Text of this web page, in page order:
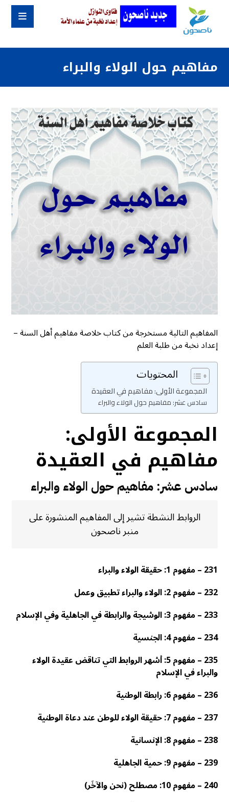
مفاهيم حول الولاء والبراء
المفاهيم التالية مستخرجة من كتاب خلاصة مفاهيم أهل السنة –
إعداد نخبة من طلبة العلم
المحتويات
المجموعة الأولى: مفاهيم في العقيدة
سادس عشر: مفاهيم حول الولاء والبراء
المجموعة الأولى:
مفاهيم في العقيدة
سادس عشر: مفاهيم حول الولاء والبراء
الروابط النشطة تشير إلى المفاهيم المنشورة على
منبر ناصحون
231 – مفهوم 1: حقيقة الولاء والبراء
232 – مفهوم 2: الولاء والبراء تطبيق وعمل
233 – مفهوم 3: الوشيجة والرابطة في الجاهلية وفي الإسلام
234 – مفهوم 4: الجنسية
235 – مفهوم 5: أشهر الروابط التي تناقض عقيدة الولاء
والبراء في الإسلام
236 – مفهوم 6: رابطة الوطنية
237 – مفهوم 7: حقيقة الولاء للوطن عند دعاة الوطنية
238 – مفهوم 8: الإنسانية
239 – مفهوم 9: حمية الجاهلية
240 – مفهوم 10: مصطلح (نحن والآخَر)